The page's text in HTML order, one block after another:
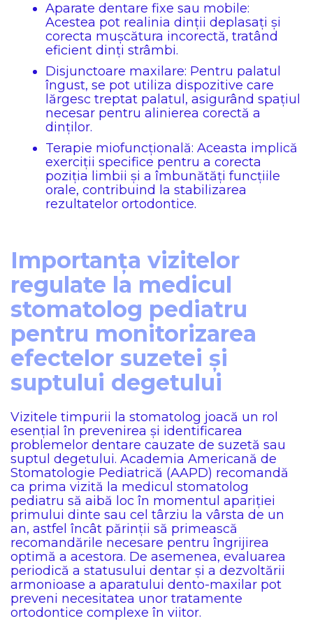
Aparate dentare fixe sau mobile:
Acestea pot realinia dinții deplasați și
corecta mușcătura incorectă, tratând
eficient dinți strâmbi.
Disjunctoare maxilare: Pentru palatul
îngust, se pot utiliza dispozitive care
lărgesc treptat palatul, asigurând spațiul
necesar pentru alinierea corectă a
dinților.
Terapie miofuncțională: Aceasta implică
exerciții specifice pentru a corecta
poziția limbii și a îmbunătăți funcțiile
orale, contribuind la stabilizarea
rezultatelor ortodontice.
Importanța vizitelor
regulate la medicul
stomatolog pediatru
pentru monitorizarea
efectelor suzetei și
suptului degetului
Vizitele timpurii la stomatolog joacă un rol
esențial în prevenirea și identificarea
problemelor dentare cauzate de suzetă sau
suptul degetului. Academia Americană de
Stomatologie Pediatrică (AAPD) recomandă
ca prima vizită la medicul stomatolog
pediatru să aibă loc în momentul apariției
primului dinte sau cel târziu la vârsta de un
an, astfel încât părinții să primească
recomandările necesare pentru îngrijirea
optimă a acestora. De asemenea, evaluarea
periodică a statusului dentar și a dezvoltării
armonioase a aparatului dento-maxilar pot
preveni necesitatea unor tratamente
ortodontice complexe în viitor.